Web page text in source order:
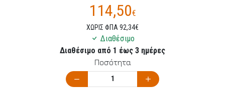
114,50€
ΧΩΡΙΣ ΦΠΑ 92,34€
Διαθέσιμο
Διαθέσιμο από 1 έως 3 ημέρες
Ποσότητα